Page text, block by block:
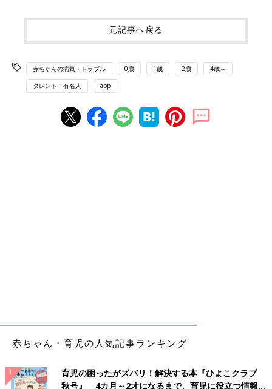
元記事へ戻る
赤ちゃんの病気・トラブル 0歳 1歳 2歳 4歳～
タレント・有名人 app
赤ちゃん・育児の人気記事ランキング
育児の困ったがズバリ！解決する本『ひよこクラブ
秋号』 4カ月～2才になるまで、育児に役立つ情報が